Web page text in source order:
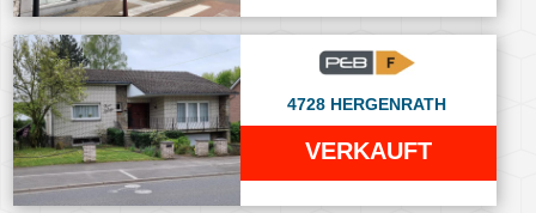
4728 HERGENRATH
VERKAUFT